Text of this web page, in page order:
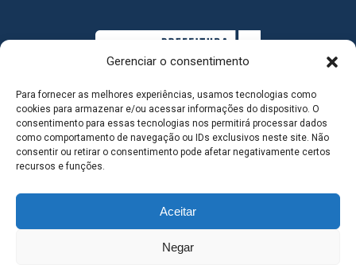
Gerenciar o consentimento
Para fornecer as melhores experiências, usamos tecnologias como
cookies para armazenar e/ou acessar informações do dispositivo. O
consentimento para essas tecnologias nos permitirá processar dados
como comportamento de navegação ou IDs exclusivos neste site. Não
consentir ou retirar o consentimento pode afetar negativamente certos
recursos e funções.
Aceitar
Negar
MAPA DO SITE
SEDE DO ADMINISTRATIVO MUNICIPAL - Avenida